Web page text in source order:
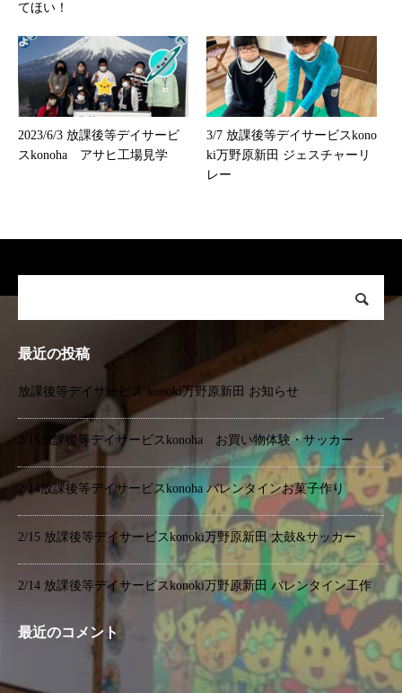
てほい！
2023/6/3 放課後等デイサービ
スkonoha アサヒ工場見学
3/7 放課後等デイサービスkono
ki万野原新田 ジェスチャーリ
レー
最近の投稿
放課後等デイサービス konoki万野原新田 お知らせ
2/15放課後等デイサービスkonoha お買い物体験・サッカー
2/14放課後等デイサービスkonoha バレンタインお菓子作り
2/15 放課後等デイサービスkonoki万野原新田 太鼓&サッカー
2/14 放課後等デイサービスkonoki万野原新田 バレンタイン工作
最近のコメント